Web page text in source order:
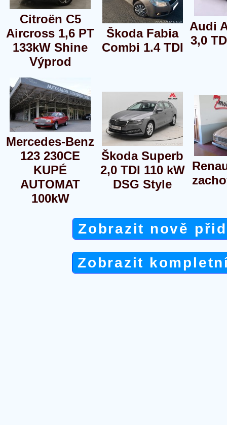
Citroën C5
Aircross 1,6 PT
133kW Shine
Výprod
Škoda Fabia
Combi 1.4 TDI
Audi
3,0
Mercedes-Benz
123 230CE
KUPÉ
AUTOMAT
100kW
Škoda Superb
2,0 TDI 110 kW
DSG Style
Zobrazit nově
Zobrazit